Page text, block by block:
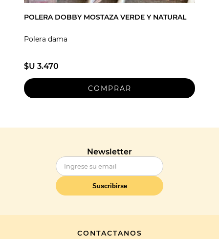
POLERA DOBBY MOSTAZA VERDE Y NATURAL
Polera dama
$U 3.470
Newsletter
Suscribirse
CONTACTANOS